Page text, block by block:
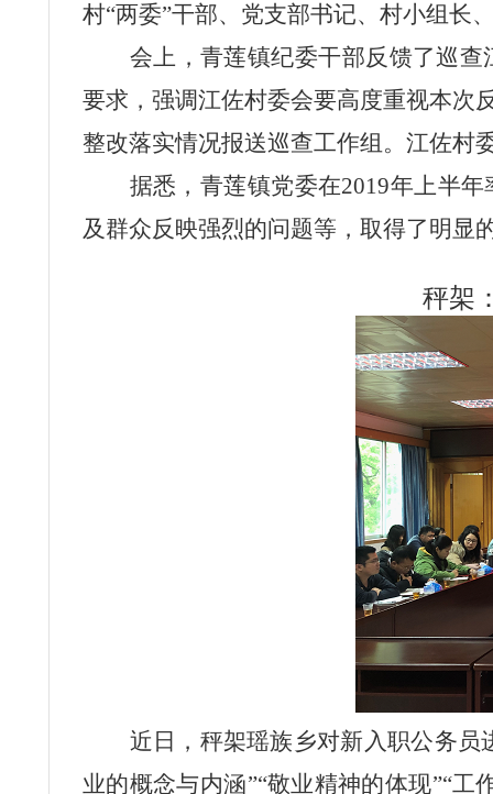
村“两委”干部、党支部书记、村小组长
会上，青莲镇纪委干部反馈了巡
要求，强调江佐村委会要高度重视本次
整改落实情况报送巡查工作组。江佐村
据悉，青莲镇党委在2019年上半年
及群众反映强烈的问题等，取得了明显
秤架
近日，秤架瑶族乡对新入职公务员
业的概念与内涵”“敬业精神的体现”“